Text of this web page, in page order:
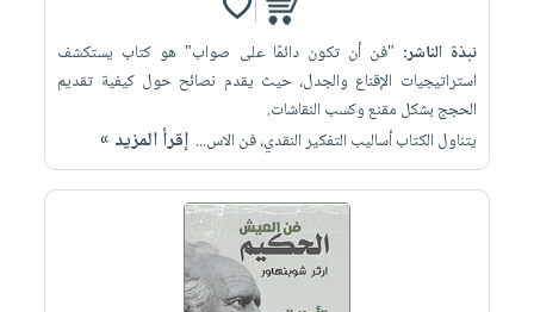
نبذة الناشر: "فن أن تكون دائمًا على صواب" هو كتاب يستكشف
استراتيجيات الإقناع والجدل، حيث يقدم نصائح حول كيفية تقديم
الحجج بشكل مقنع وكسب النقاشات.
يتناول الكتاب أساليب التفكير النقدي، فن الاس... إقرأ المزيد »